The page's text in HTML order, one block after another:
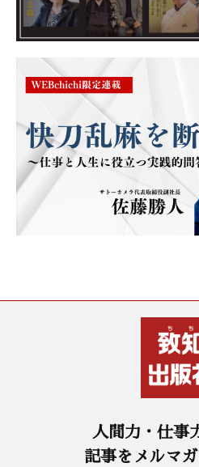
人間力・仕事
記事をメルマ